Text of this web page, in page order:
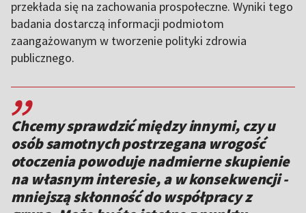
przekłada się na zachowania prospołeczne. Wyniki tego
badania dostarczą informacji podmiotom
zaangażowanym w tworzenie polityki zdrowia
publicznego.
,,
Chcemy sprawdzić między innymi, czy u
osób samotnych postrzegana wrogość
otoczenia powoduje nadmierne skupienie
na własnym interesie, a w konsekwencji -
mniejszą skłonność do współpracy z